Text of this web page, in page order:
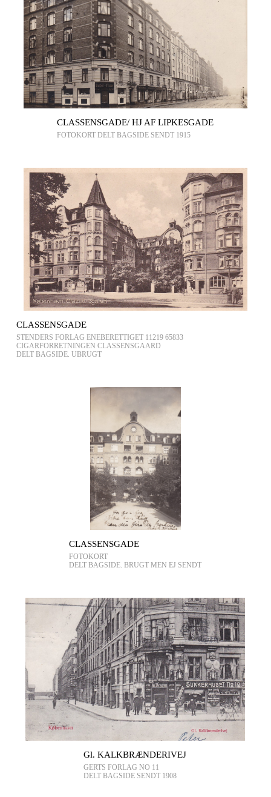
CLASSENSGADE/ HJ AF LIPKESGADE
FOTOKORT DELT BAGSIDE SENDT 1915
CLASSENSGADE
STENDERS FORLAG ENEBERETTIGET 11219 65833
CIGARFORRETNINGEN CLASSENSGAARD
DELT BAGSIDE. UBRUGT
CLASSENSGADE
FOTOKORT
DELT BAGSIDE. BRUGT MEN EJ SENDT
Gl. KALKBRÆNDERIVEJ
GERTS FORLAG NO 11
DELT BAGSIDE SENDT 1908